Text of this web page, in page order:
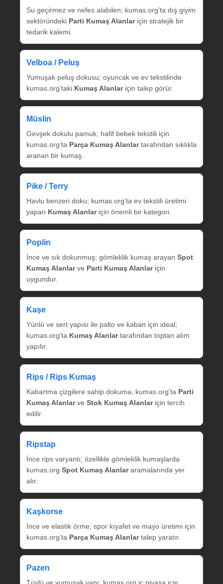
Su geçirmez ve nefes alabilen; kumas.org’ta dış giyim
sektöründeki Parti Kumaş Alanlariçin stratejik bir
tedarik kalemi.
Velboa / Peluş
Yumuşak peluş dokusu; oyuncak ve ev tekstilinde
kumas.org’taki Kumaş Alanlariçin talep görür.
Müslin
Gevşek dokulu pamuk; hafif bebek tekstili için
kumas.org’ta Parça Kumaş Alanlartarafından sıklıkla
aranan bir kumaş.
Pike / Terry
Havlu benzeri doku; kumas.org’ta ev tekstili üretimi
yapan Kumaş Alanlariçin önemli bir kategori.
Poplin
İnce ve sık dokunmuş; gömleklik kumaş arayan Spot
Kumaş Alanlarve Parti Kumaş Alanlariçin
uygundur.
Kaşe
Yünlü ve sert yapısı ile palto ve kaban için ideal;
kumas.org’ta Kumaş Alanlartarafından toptan alım
yapılır.
Rips / Rips Kumaş
Kabartma çizgilere sahip dokuma; kumas.org’ta Parti
Kumaş Alanlarve Stok Kumaş Alanlariçin tercih
edilir.
Ripstap
İnce rips varyantı; özellikle gömleklik kumaşlarda
kumas.org Spot Kumaş Alanlararamalarında yer
alır.
Kaşkorse
İnce ve elastik örme; spor kıyafet ve mayo üretimi için
kumas.org’ta Parça Kumaş Alanlartalep yaratır.
Pazen